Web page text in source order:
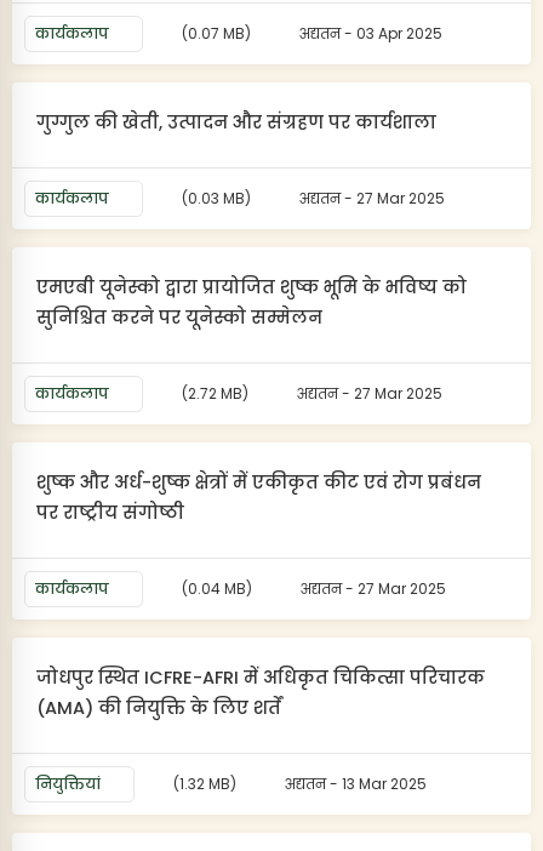
कार्यकलाप (0.07 MB) अद्यतन - 03 Apr 2025
गुग्गुल की खेती, उत्पादन और संग्रहण पर कार्यशाला
कार्यकलाप (0.03 MB) अद्यतन - 27 Mar 2025
एमएबी यूनेस्को द्वारा प्रायोजित शुष्क भूमि के भविष्य को
सुनिश्चित करने पर यूनेस्को सम्मेलन
कार्यकलाप (2.72 MB) अद्यतन - 27 Mar 2025
शुष्क और अर्ध-शुष्क क्षेत्रों में एकीकृत कीट एवं रोग प्रबंधन
पर राष्ट्रीय संगोष्ठी
कार्यकलाप (0.04 MB) अद्यतन - 27 Mar 2025
जोधपुर स्थित ICFRE-AFRI में अधिकृत चिकित्सा परिचारक
(AMA) की नियुक्ति के लिए शर्तें
नियुक्तियां (1.32 MB) अद्यतन - 13 Mar 2025